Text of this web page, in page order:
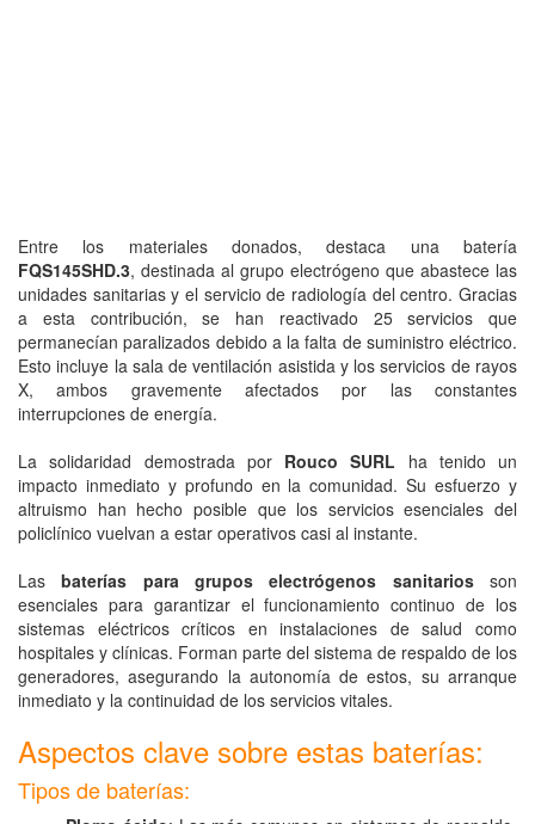
Entre los materiales donados, destaca una batería
FQS145SHD.3, destinada al grupo electrógeno que abastece las
unidades sanitarias y el servicio de radiología del centro. Gracias
a esta contribución, se han reactivado 25 servicios que
permanecían paralizados debido a la falta de suministro eléctrico.
Esto incluye la sala de ventilación asistida y los servicios de rayos
X, ambos gravemente afectados por las constantes
interrupciones de energía.
La solidaridad demostrada por Rouco SURL ha tenido un
impacto inmediato y profundo en la comunidad. Su esfuerzo y
altruismo han hecho posible que los servicios esenciales del
policlínico vuelvan a estar operativos casi al instante.
Lasbaterías para grupos electrógenos sanitariosson
esenciales para garantizar el funcionamiento continuo de los
sistemas eléctricos críticos en instalaciones de salud como
hospitales y clínicas. Forman parte del sistema de respaldo de los
generadores, asegurando la autonomía de estos, su arranque
inmediato y la continuidad de los servicios vitales.
Aspectos clave sobre estas baterías:
Tipos de baterías: